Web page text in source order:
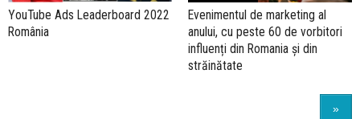
YouTube Ads Leaderboard 2022
România
Evenimentul de marketing al
anului, cu peste 60 de vorbitori
influenți din Romania și din
străinătate
»